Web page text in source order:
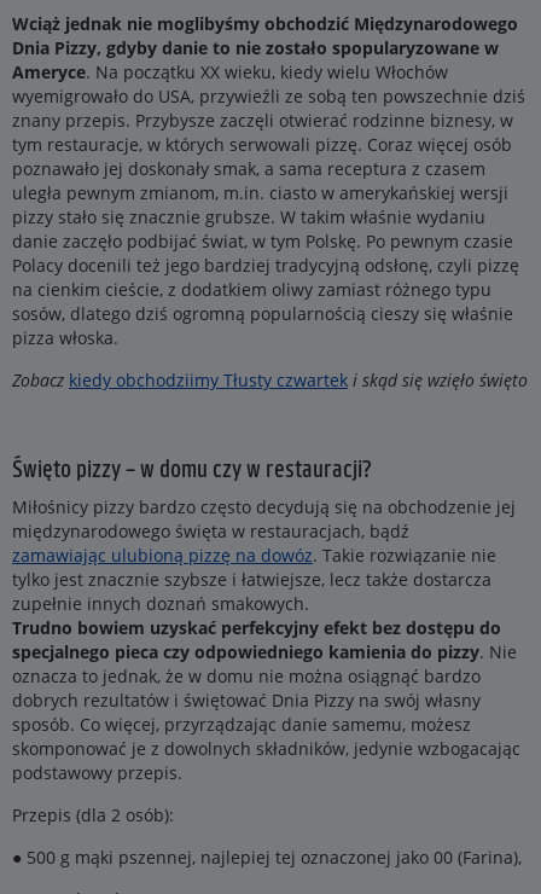
Wciąż jednak nie moglibyśmy obchodzić Międzynarodowego
Dnia Pizzy, gdyby danie to nie zostało spopularyzowane w
Ameryce. Na początku XX wieku, kiedy wielu Włochów
wyemigrowało do USA, przywieźli ze sobą ten powszechnie dziś
znany przepis. Przybysze zaczęli otwierać rodzinne biznesy, w
tym restauracje, w których serwowali pizzę. Coraz więcej osób
poznawało jej doskonały smak, a sama receptura z czasem
uległa pewnym zmianom, m.in. ciasto w amerykańskiej wersji
pizzy stało się znacznie grubsze. W takim właśnie wydaniu
danie zaczęło podbijać świat, w tym Polskę. Po pewnym czasie
Polacy docenili też jego bardziej tradycyjną odsłonę, czyli pizzę
na cienkim cieście, z dodatkiem oliwy zamiast różnego typu
sosów, dlatego dziś ogromną popularnością cieszy się właśnie
pizza włoska.
Zobacz kiedy obchodziimy Tłusty czwartek i skąd się wzięło święto
Święto pizzy – w domu czy w restauracji?
Miłośnicy pizzy bardzo często decydują się na obchodzenie jej
międzynarodowego święta w restauracjach, bądź
zamawiając ulubioną pizzę na dowóz. Takie rozwiązanie nie
tylko jest znacznie szybsze i łatwiejsze, lecz także dostarcza
zupełnie innych doznań smakowych.
Trudno bowiem uzyskać perfekcyjny efekt bez dostępu do
specjalnego pieca czy odpowiedniego kamienia do pizzy. Nie
oznacza to jednak, że w domu nie można osiągnąć bardzo
dobrych rezultatów i świętować Dnia Pizzy na swój własny
sposób. Co więcej, przyrządzając danie samemu, możesz
skomponować je z dowolnych składników, jedynie wzbogacając
podstawowy przepis.
Przepis (dla 2 osób):
● 500 g mąki pszennej, najlepiej tej oznaczonej jako 00 (Farina),